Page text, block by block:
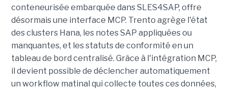
conteneurisée embarquée dans SLES4SAP, offre
désormais une interface MCP. Trento agrège l'état
des clusters Hana, les notes SAP appliquées ou
manquantes, et les statuts de conformité en un
tableau de bord centralisé. Grâce à l'intégration MCP,
il devient possible de déclencher automatiquement
un workflow matinal qui collecte toutes ces données,